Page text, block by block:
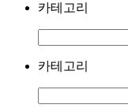
카테고리
카테고리